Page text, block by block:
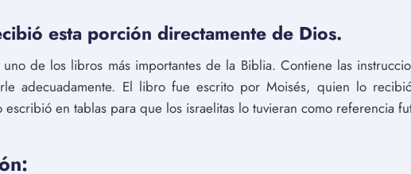
esta porción directamente de Dios.
uno de los libros más importantes de la Biblia. Contiene las
adecuadamente. El libro fue escrito por Moisés, quien lo
escribió en tablas para que los israelitas lo tuvieran como referencia